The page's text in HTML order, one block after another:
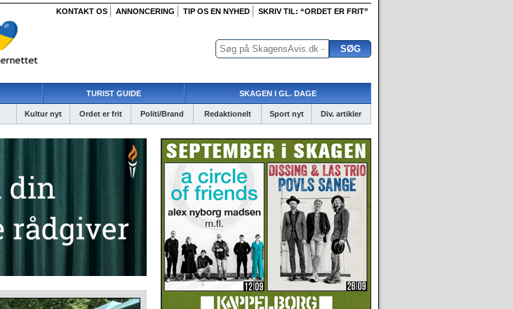
KONTAKT OS
ANNONCERING TIP OS EN NYHED SKRIV TIL: “ORDET ER FRIT”
TURIST GUIDE SKAGEN I GL. DAGE
Kultur nyt Ordet er frit Politi/Brand Redaktionelt Sport nyt Div. artikler